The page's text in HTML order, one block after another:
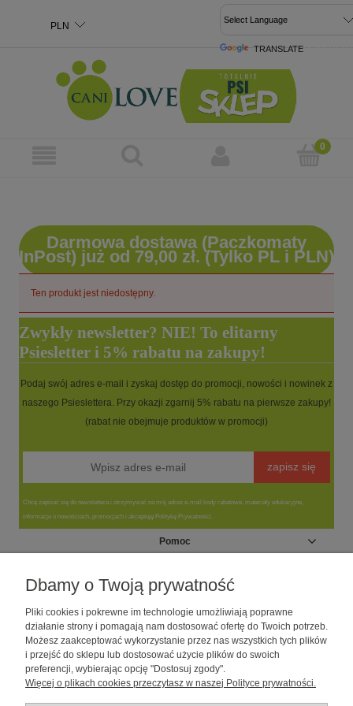
TRANSLATE
Darmowa dostawa (Paczkomaty
InPost) już od 79,00 zł. (Tylko PL i PLN)
Ten produkt jest niedostępny.
Zwykły newsletter? NIE! To elitarny
Psiesletter i 5% rabatu na zakupy!
Podaj swój adres e-mail i zyskaj dostęp do promocji, nowości i nowinek z
naszego Psieslettera. Przy okazji zgarnij 5% rabatu na pierwsze zakupy!
(rabat nie obejmuje produktów w promocji)
zapisz się
Chcę zapisać się do newslettera i otrzymywać na mój adres e-mail kody rabatowe, materiały edukacyjne,
informacje o nowościach, promocjach i akceptuję Politykę Prywatności.
Pomoc
Moje konto
Informacje
O nas
Sklep dla psów caniLOVE| NIP: 5251057141 | ul. Strzelecka 54/56, 64-
Dbamy o Twoją prywatność
Pliki cookies i pokrewne im technologie umożliwiają poprawne
działanie strony i pomagają nam dostosować ofertę do Twoich potrzeb.
Możesz zaakceptować wykorzystanie przez nas wszystkich tych plików
i przejść do sklepu lub dostosować użycie plików do swoich
preferencji, wybierając opcję "Dostosuj zgody".
Więcej o plikach cookies przeczytasz w naszej Polityce prywatności.